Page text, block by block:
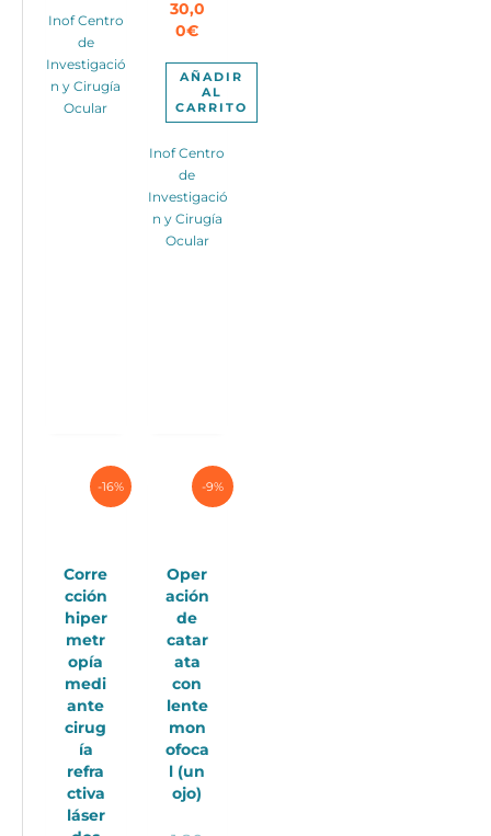
Inof Centro
de
Investigació
n y Cirugía
Ocular
4.430,00€.
30,0
0€
AÑADIR
AL
CARRITO
Inof Centro
de
Investigació
n y Cirugía
Ocular
-16%
Corre
cción
hiper
metr
opía
medi
ante
cirug
ía
refra
ctiva
láser
-9%
Oper
ación
de
catar
ata
con
lente
mon
ofoca
l (un
ojo)